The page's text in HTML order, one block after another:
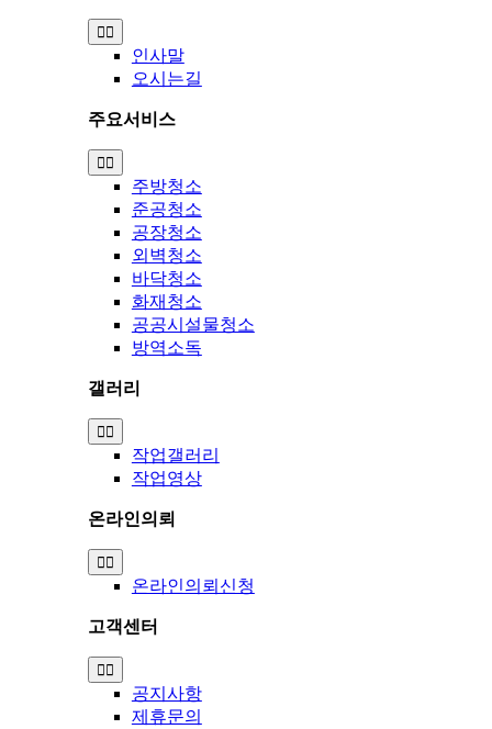
Toggle
Navigation
인사말
오시는길
주요서비스
Toggle
Navigation
주방청소
준공청소
공장청소
외벽청소
바닥청소
화재청소
공공시설물청소
방역소독
갤러리
Toggle
Navigation
작업갤러리
작업영상
온라인의뢰
Toggle
Navigation
온라인의뢰신청
고객센터
Toggle
Navigation
공지사항
제휴문의